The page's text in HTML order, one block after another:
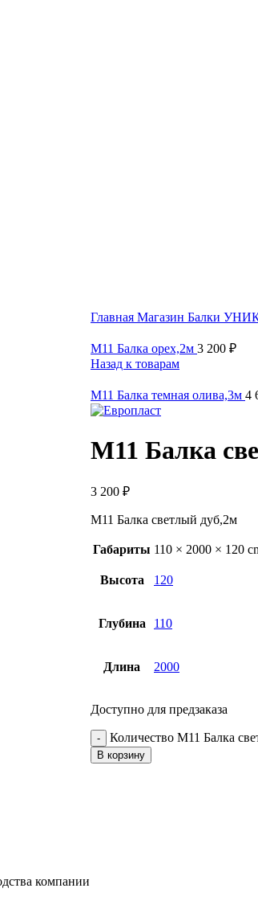
Главная Магазин Балки
М11 Балка орех,2м 3 200 ₽
Назад к товарам
М11 Балка темная олива,3м 4
М11 Балка
3 200 ₽
М11 Балка светлый дуб,2м
Габариты 110 × 2000 × 120
Высота 120
Глубина 110
Длина 2000
Доступно для предзаказа
Количество М11 Балка
В корзину
компании